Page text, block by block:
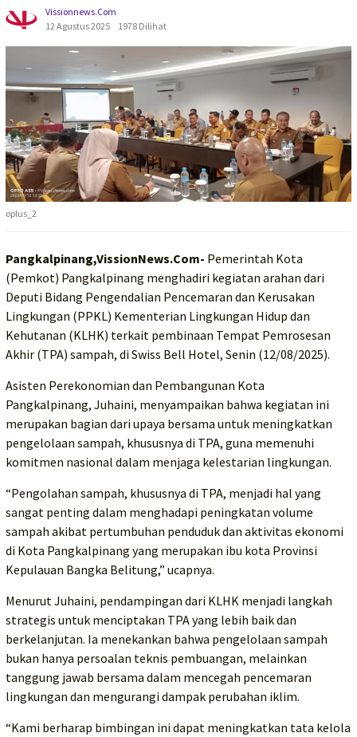
Vissionnews.com
12 Agustus 2025
1978 Dilihat
oplus_2
Pangkalpinang,VissionNews.Com- Pemerintah Kota
(Pemkot) Pangkalpinang menghadiri kegiatan arahan dari
Deputi Bidang Pengendalian Pencemaran dan Kerusakan
Lingkungan (PPKL) Kementerian Lingkungan Hidup dan
Kehutanan (KLHK) terkait pembinaan Tempat Pemrosesan
Akhir (TPA) sampah, di Swiss Bell Hotel, Senin (12/08/2025).
Asisten Perekonomian dan Pembangunan Kota
Pangkalpinang, Juhaini, menyampaikan bahwa kegiatan ini
merupakan bagian dari upaya bersama untuk meningkatkan
pengelolaan sampah, khususnya di TPA, guna memenuhi
komitmen nasional dalam menjaga kelestarian lingkungan.
“Pengolahan sampah, khususnya di TPA, menjadi hal yang
sangat penting dalam menghadapi peningkatan volume
sampah akibat pertumbuhan penduduk dan aktivitas ekonomi
di Kota Pangkalpinang yang merupakan ibu kota Provinsi
Kepulauan Bangka Belitung,” ucapnya.
Menurut Juhaini, pendampingan dari KLHK menjadi langkah
strategis untuk menciptakan TPA yang lebih baik dan
berkelanjutan. Ia menekankan bahwa pengelolaan sampah
bukan hanya persoalan teknis pembuangan, melainkan
tanggung jawab bersama dalam mencegah pencemaran
lingkungan dan mengurangi dampak perubahan iklim.
“Kami berharap bimbingan ini dapat meningkatkan tata kelola